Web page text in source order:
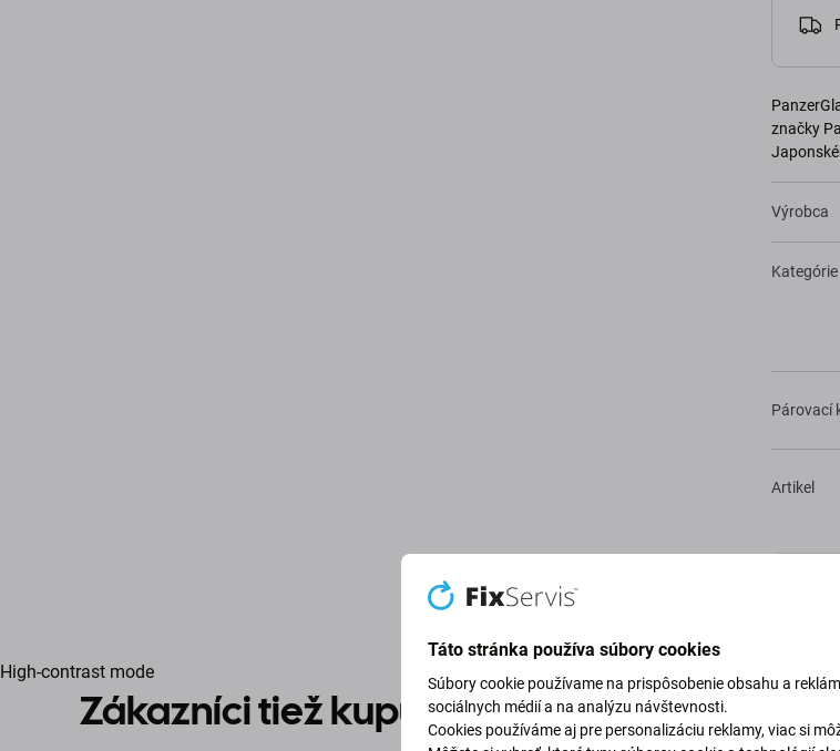
značky
Výrobca
Kategórie
Párovací
Artikel
High-contrast mode
Zákazníci tiež kupujú
Táto stránka používa súbory cookies
Súbory cookie používame na prispôsobenie obsahu a
sociálnych médií a na analýzu návštevnosti.
Cookies používáme aj pre personalizáciu reklamy, viac si